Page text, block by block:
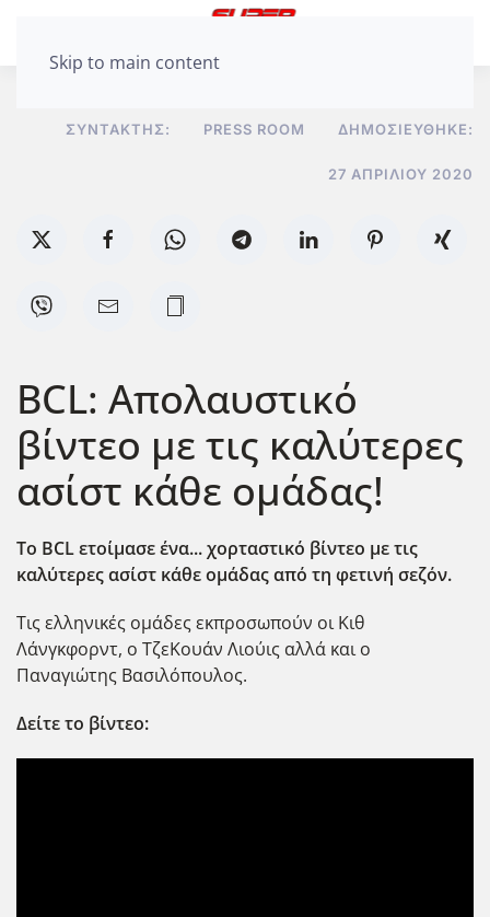
Skip to main content
ΣΥΝΤΆΚΤΗΣ: PRESS ROOM ΔΗΜΟΣΙΕΎΘΗΚΕ:
27 ΑΠΡΙΛΊΟΥ 2020
BCL: Απολαυστικό
βίντεο με τις καλύτερες
ασίστ κάθε ομάδας!
Το BCL ετοίμασε ένα... χορταστικό βίντεο με τις
καλύτερες ασίστ κάθε ομάδας από τη φετινή σεζόν.
Τις ελληνικές ομάδες εκπροσωπούν οι Κιθ
Λάνγκφορντ, ο ΤζεΚουάν Λιούις αλλά και ο
Παναγιώτης Βασιλόπουλος.
Δείτε το βίντεο: